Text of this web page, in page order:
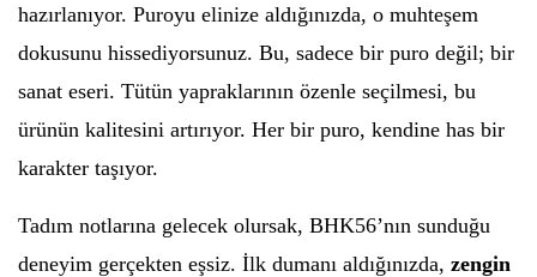
hazırlanıyor. Puroyu elinize aldığınızda, o muhteşem
dokusunu hissediyorsunuz. Bu, sadece bir puro değil; bir
sanat eseri. Tütün yapraklarının özenle seçilmesi, bu
ürünün kalitesini artırıyor. Her bir puro, kendine has bir
karakter taşıyor.
Tadım notlarına gelecek olursak, BHK56’nın sunduğu
deneyim gerçekten eşsiz. İlk dumanı aldığınızda, zengin